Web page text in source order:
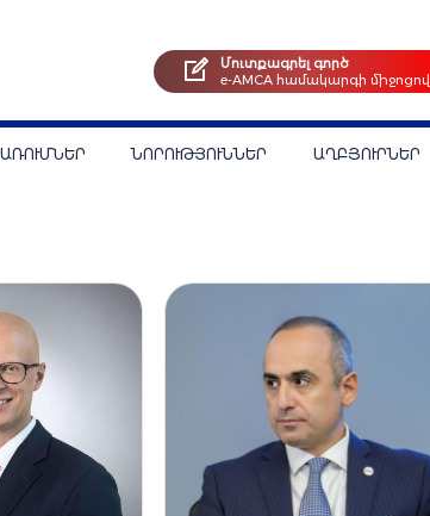
Մուտքագրել գործ
e-AMCA համակարգի միջոցով
ՆՈՐՈՒԹՅՈՒՆՆԵՐ ԱՂԲՅՈՒՐՆԵՐ